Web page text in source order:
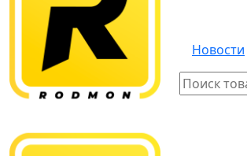
Новости